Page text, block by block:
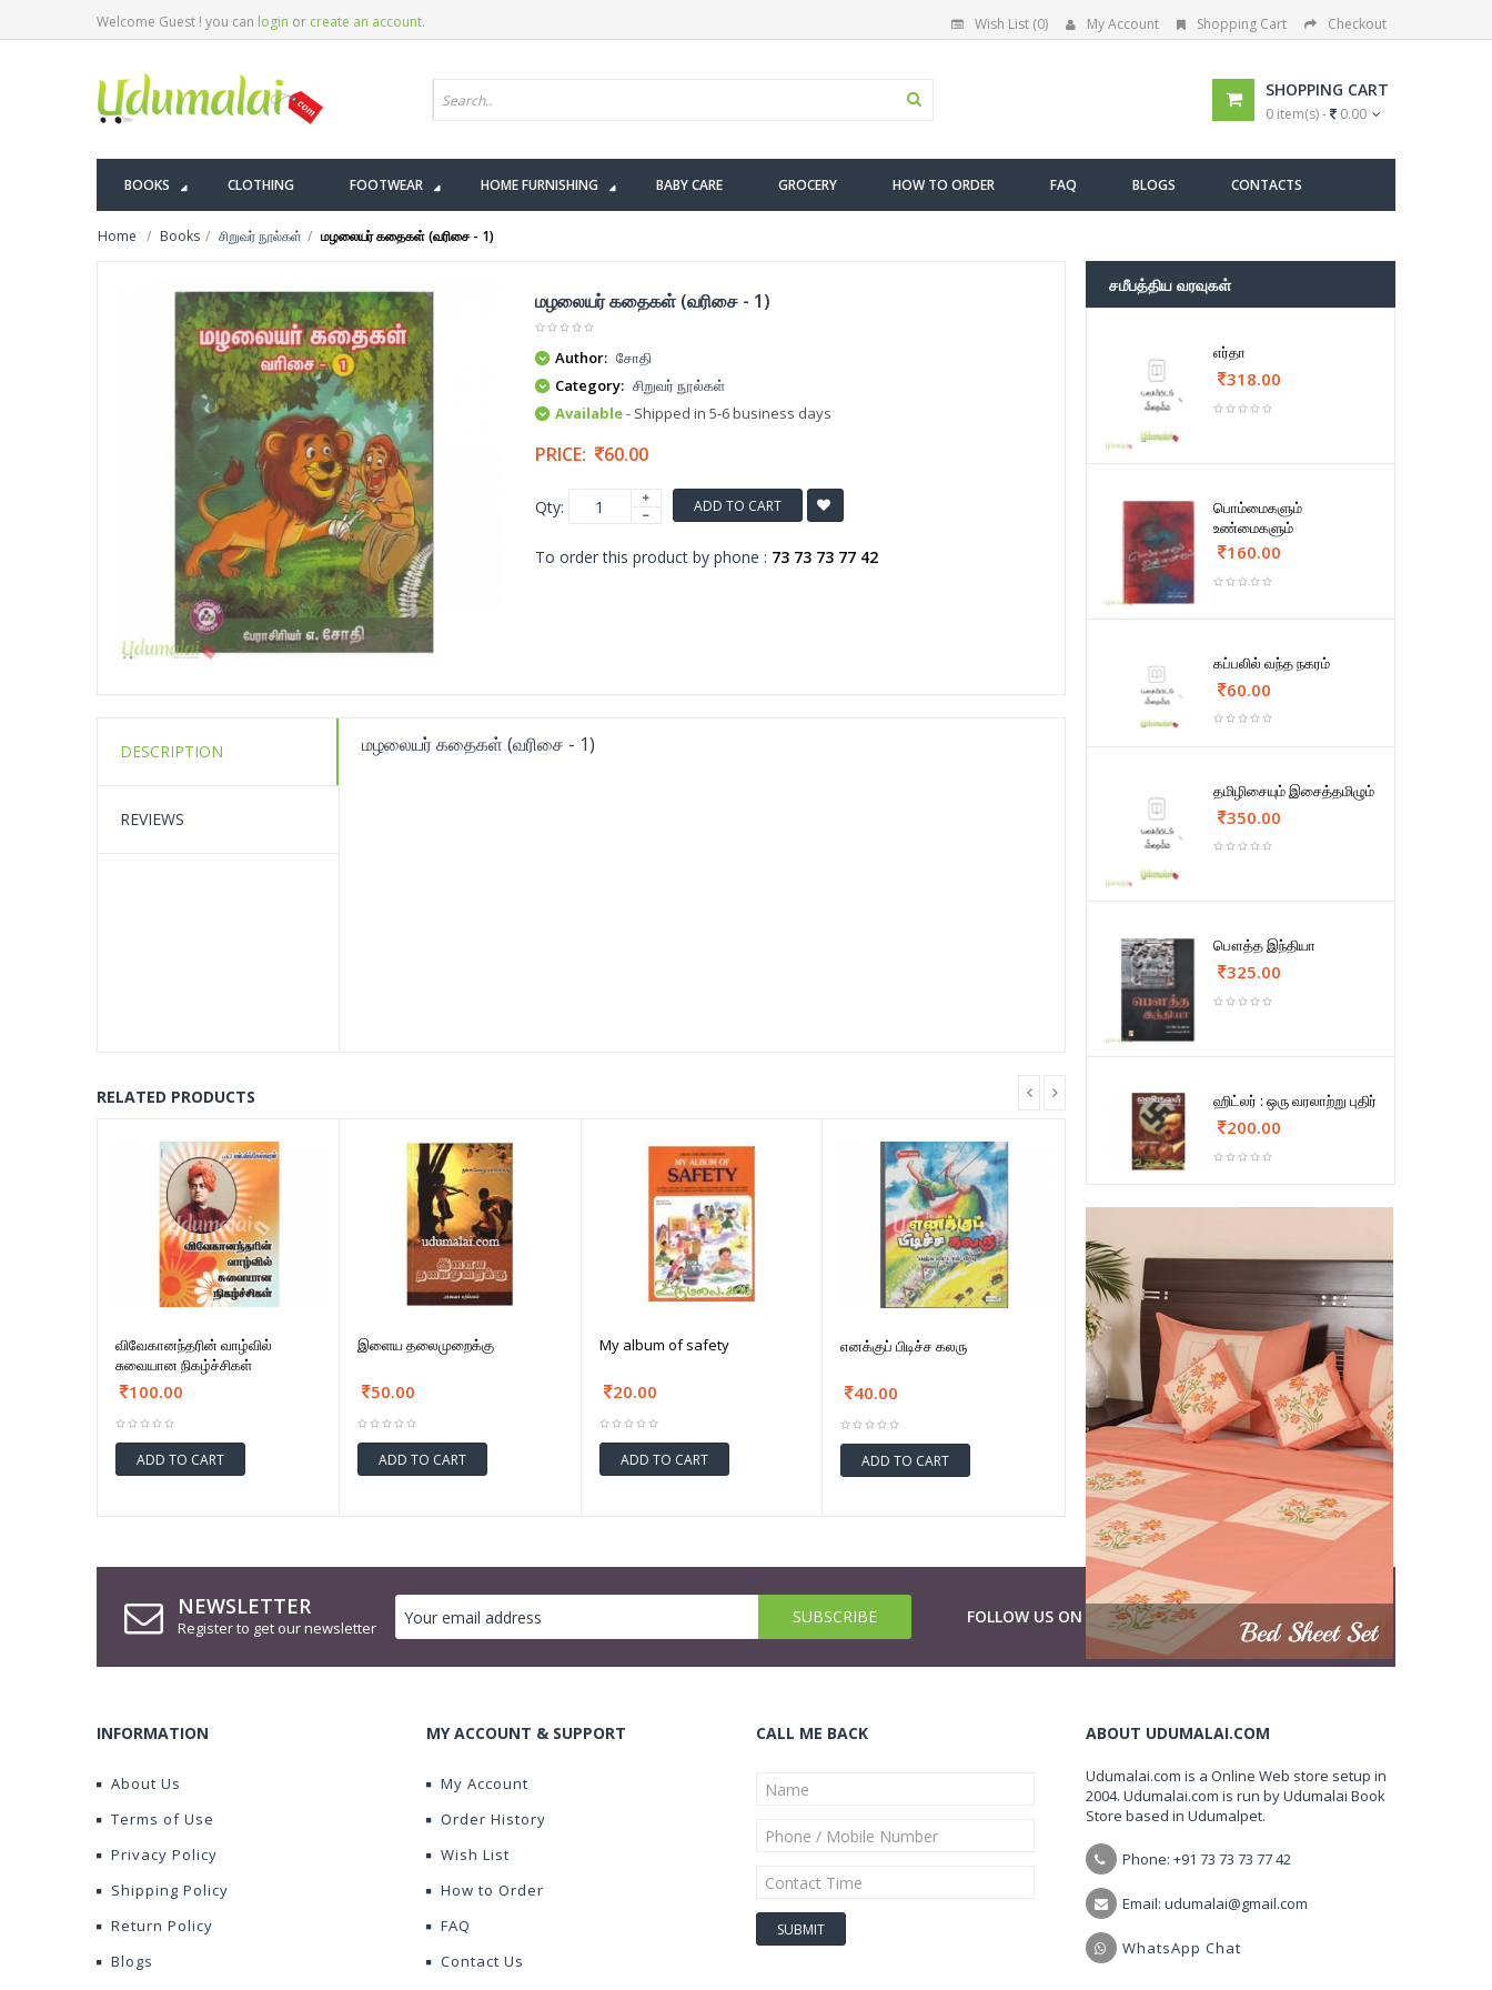
Welcome Guest ! you can login or create an account. Wish List (0) My Account Shopping Cart Checkout
SHOPPING CART
0 item(s) - 0.00
BOOKS CLOTHING FOOTWEAR HOME FURNISHING BABY CARE GROCERY HOW TO ORDER FAQ BLOGS CONTACTS
Home Books சிறுவர் நூல்கள் மழலையர் கதைகள் (வரிசை - 1)
மழலையர் கதைகள் (வரிசை - 1)
Author: சோதி
Category: சிறுவர் நூல்கள்
Available- Shipped in 5-6 business days
PRICE: 60.00
Qty: ADD TO CART
To order this product by phone : 73 73 73 77 42
DESCRIPTION
REVIEWS
மழலையர் கதைகள் (வரிசை - 1)
RELATED PRODUCTS
விவேகானந்தரின் வாழ்வில்
சுவையான நிகழ்ச்சிகள்
100.00
ADD TO CART
இளைய தலைமுறைக்கு
50.00
ADD TO CART
My album of safety
20.00
ADD TO CART
எனக்குப் பிடிச்ச கலரு
40.00
ADD TO CART
சமீபத்திய வரவுகள்
எர்தா
318.00
பொம்மைகளும்
உண்மைகளும்
160.00
கப்பலில் வந்த நகரம்
60.00
தமிழிசையும் இசைத்தமிழும்
350.00
பௌத்த இந்தியா
325.00
ஹிட்லர் : ஒரு வரலாற்று புதிர்
200.00
NEWSLETTER
Register to get our newsletter
FOLLOW US ON
INFORMATION
About Us
Terms of Use
Privacy Policy
Shipping Policy
Return Policy
Blogs
MY ACCOUNT & SUPPORT
My Account
Order History
Wish List
How to Order
FAQ
Contact Us
CALL ME BACK ABOUT UDUMALAI.COM
Udumalai.com is a Online Web store setup in
2004. Udumalai.com is run by Udumalai Book
Store based in Udumalpet.
Phone: +91 73 73 73 77 42
Email: udumalai@gmail.com
WhatsApp Chat